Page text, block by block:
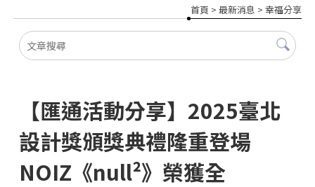
首頁 >最新消息 >幸福分享
【匯通活動分享】2025臺北
設計獎頒獎典禮隆重登場
NOIZ《null²》榮獲全